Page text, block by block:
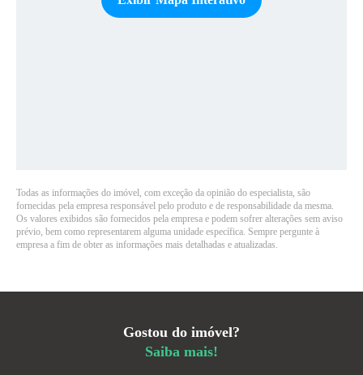
Todas as informações do imóvel, com exceção da opinião do especialista, são
fornecidas pela empresa responsável pelo produto e de responsabilidade da mesma.
Os valores exibidos são fornecidos pela empresa e podem sofrer alterações sem aviso
prévio, bem como representarem alguma unidade específica. Sempre pergunte à
empresa a fim de obter as informações mais detalhadas e atualizadas.
Gostou do imóvel?
Saiba mais!